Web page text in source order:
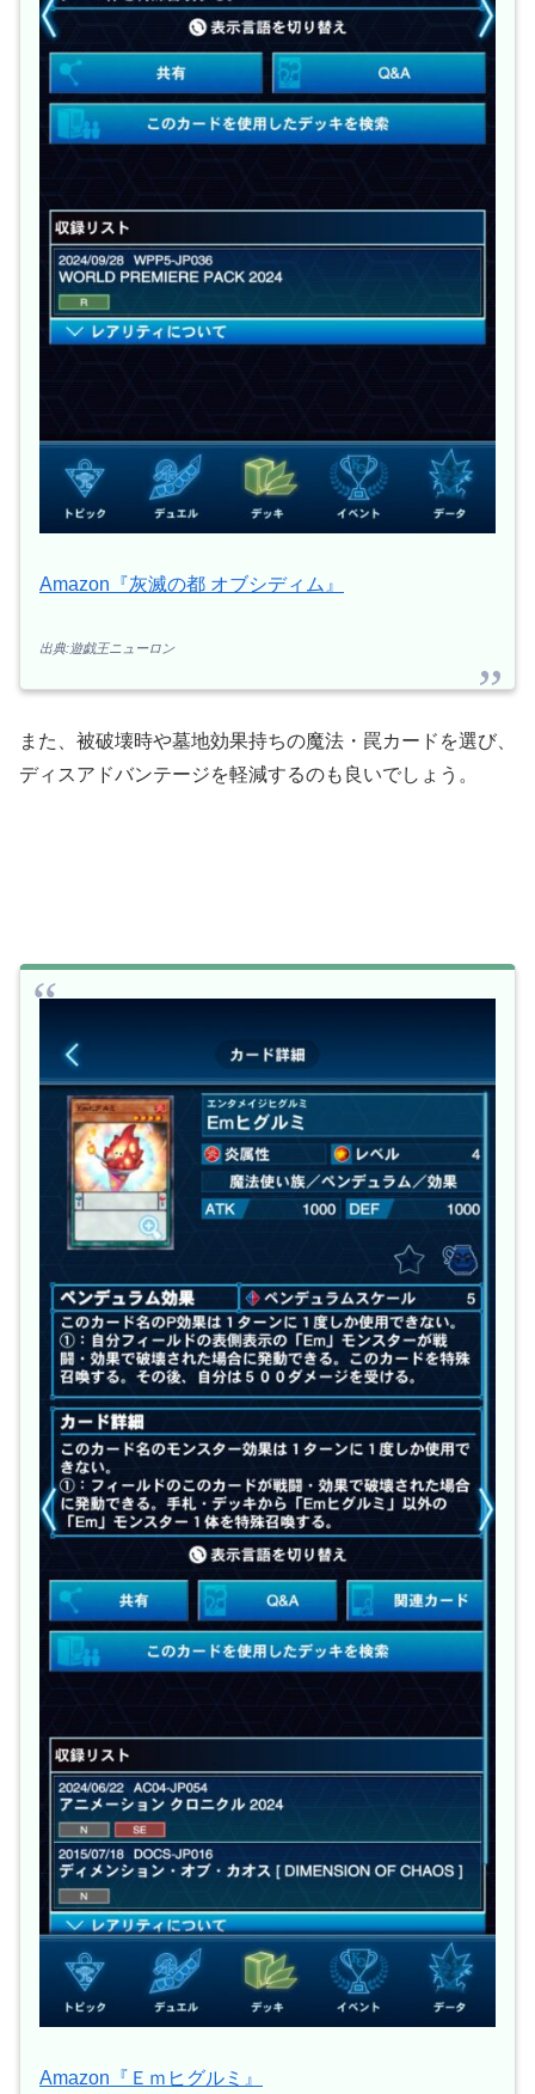
Amazon『灰滅の都 オブシディム』
出典:遊戯王ニューロン
また、被破壊時や墓地効果持ちの魔法・罠カードを選び、
ディスアドバンテージを軽減するのも良いでしょう。
Amazon『Ｅｍヒグルミ』